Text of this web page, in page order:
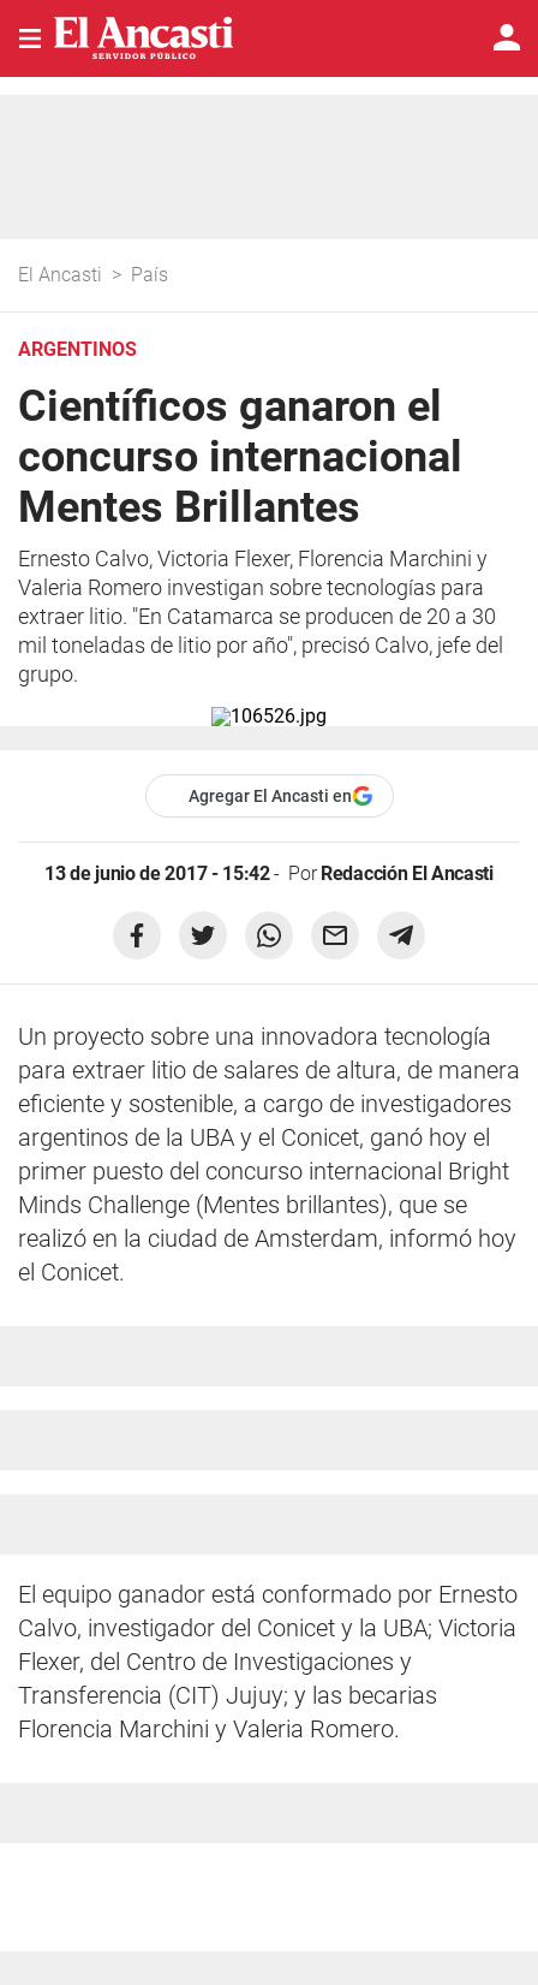
El Ancasti > País
ARGENTINOS
Científicos ganaron el
concurso internacional
Mentes Brillantes
Ernesto Calvo, Victoria Flexer, Florencia Marchini y
Valeria Romero investigan sobre tecnologías para
extraer litio. "En Catamarca se producen de 20 a 30
mil toneladas de litio por año", precisó Calvo, jefe del
grupo.
Agregar El Ancasti en
13 de junio de 2017 - 15:42 PorRedacción El Ancasti
Un proyecto sobre una innovadora tecnología
para extraer litio de salares de altura, de manera
eficiente y sostenible, a cargo de investigadores
argentinos de la UBA y el Conicet, ganó hoy el
primer puesto del concurso internacional Bright
Minds Challenge (Mentes brillantes), que se
realizó en la ciudad de Amsterdam, informó hoy
el Conicet.
El equipo ganador está conformado por Ernesto
Calvo, investigador del Conicet y la UBA; Victoria
Flexer, del Centro de Investigaciones y
Transferencia (CIT) Jujuy; y las becarias
Florencia Marchini y Valeria Romero.